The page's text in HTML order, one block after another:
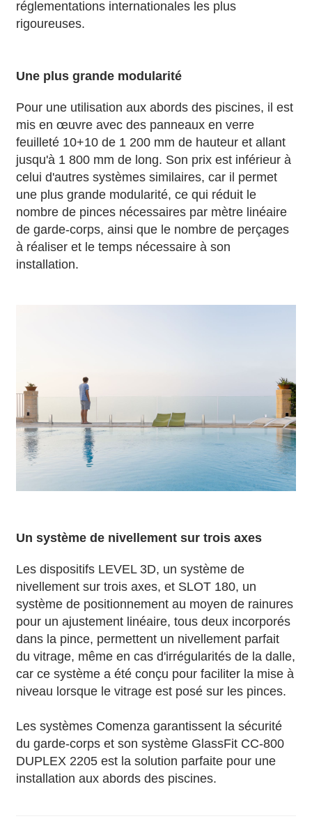
réglementations internationales les plus
rigoureuses.
Une plus grande modularité
Pour une utilisation aux abords des piscines, il est
mis en œuvre avec des panneaux en verre
feuilleté 10+10 de 1 200 mm de hauteur et allant
jusqu'à 1 800 mm de long. Son prix est inférieur à
celui d'autres systèmes similaires, car il permet
une plus grande modularité, ce qui réduit le
nombre de pinces nécessaires par mètre linéaire
de garde-corps, ainsi que le nombre de perçages
à réaliser et le temps nécessaire à son
installation.
Un système de nivellement sur trois axes
Les dispositifs LEVEL 3D, un système de
nivellement sur trois axes, et SLOT 180, un
système de positionnement au moyen de rainures
pour un ajustement linéaire, tous deux incorporés
dans la pince, permettent un nivellement parfait
du vitrage, même en cas d'irrégularités de la dalle,
car ce système a été conçu pour faciliter la mise à
niveau lorsque le vitrage est posé sur les pinces.
Les systèmes Comenza garantissent la sécurité
du garde-corps et son système GlassFit CC-800
DUPLEX 2205 est la solution parfaite pour une
installation aux abords des piscines.